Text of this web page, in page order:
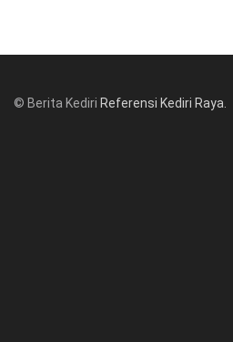
© Berita Kediri Referensi Kediri Raya.